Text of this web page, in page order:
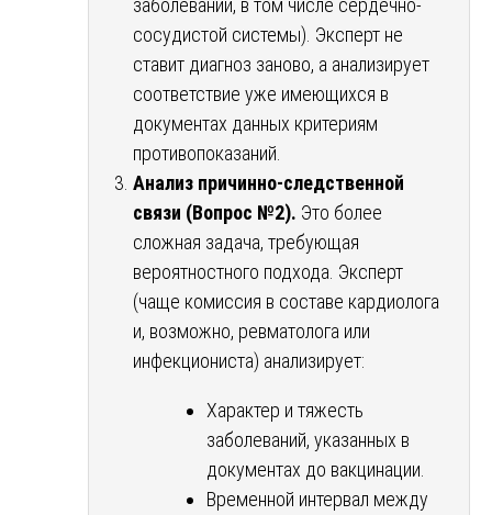
заболеваний, в том числе сердечно-
сосудистой системы). Эксперт не
ставит диагноз заново, а анализирует
соответствие уже имеющихся в
документах данных критериям
противопоказаний.
Анализ причинно-следственной
связи (Вопрос №2). Это более
сложная задача, требующая
вероятностного подхода. Эксперт
(чаще комиссия в составе кардиолога
и, возможно, ревматолога или
инфекциониста) анализирует:
Характер и тяжесть
заболеваний, указанных в
документах до вакцинации.
Временной интервал между